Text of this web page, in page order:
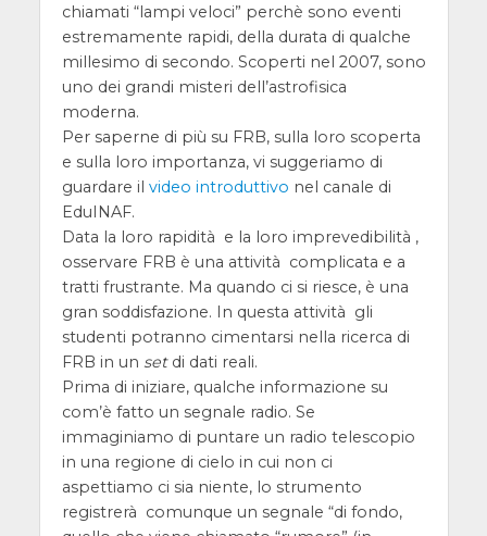
chiamati “lampi veloci” perchè sono eventi
estremamente rapidi, della durata di qualche
millesimo di secondo. Scoperti nel 2007, sono
uno dei grandi misteri dell’astrofisica
moderna.
Per saperne di più su FRB, sulla loro scoperta
e sulla loro importanza, vi suggeriamo di
guardare il video introduttivo nel canale di
EduINAF.
Data la loro rapidità e la loro imprevedibilità ,
osservare FRB è una attività complicata e a
tratti frustrante. Ma quando ci si riesce, è una
gran soddisfazione. In questa attività gli
studenti potranno cimentarsi nella ricerca di
FRB in un setdi dati reali.
Prima di iniziare, qualche informazione su
com’è fatto un segnale radio. Se
immaginiamo di puntare un radio telescopio
in una regione di cielo in cui non ci
aspettiamo ci sia niente, lo strumento
registrerà comunque un segnale “di fondo,